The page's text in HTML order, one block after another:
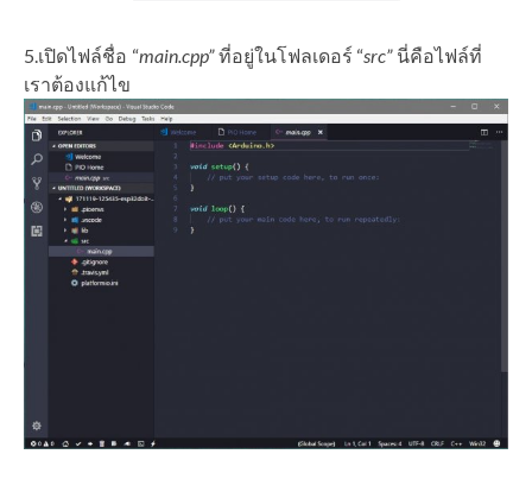
5.เปิดไฟล์ชื่อ “main.cpp”ที่อยู่ในโฟลเดอร์ “src” นี่คือไฟล์ที่
เราต้องแก้ไข